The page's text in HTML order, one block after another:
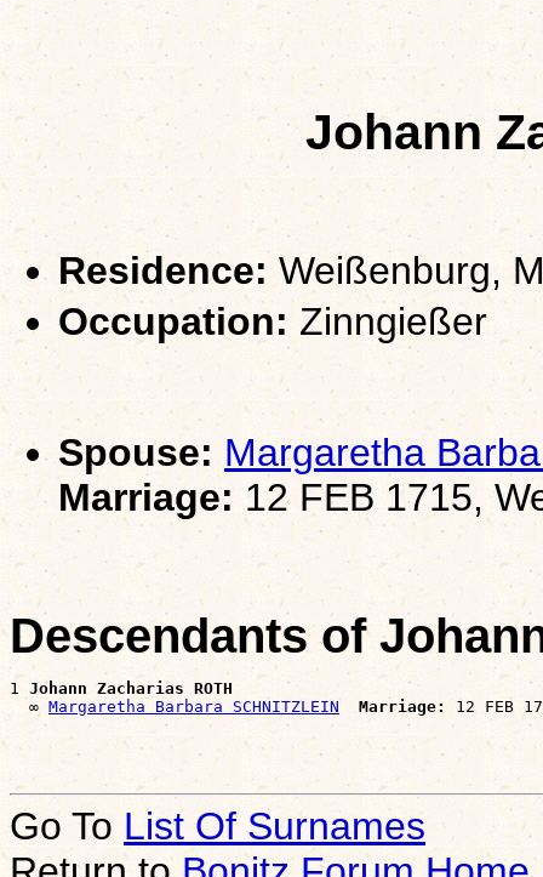
Johann
Residence: Weißenburg,
Occupation: Zinngießer
Spouse: Margaretha
Marriage: 12 FEB 1715,
Descendants of
1 Johann Zacharias ROTH
  ∞
Margaretha Barbara SCHNITZLEIN Marriage:
Go To List Of Surnames